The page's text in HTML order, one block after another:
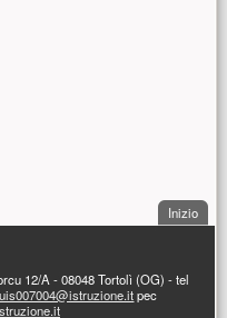
Inizio.
12/A - 08048 Tortolì (OG) - tel
pec